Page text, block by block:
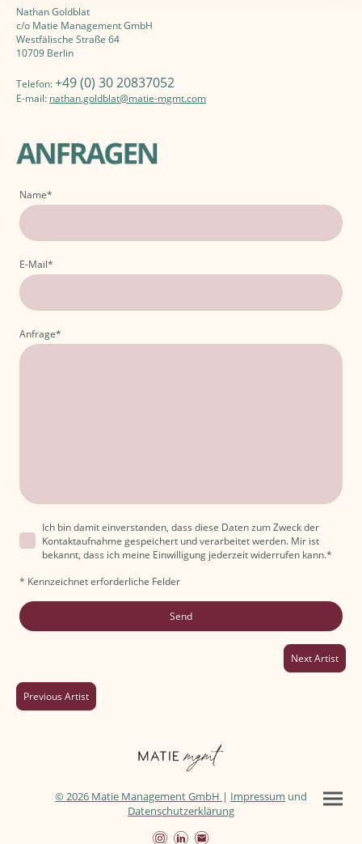
Nathan Goldblat
c/o Matie Management GmbH
Westfälische Straße 64
10709 Berlin
Telefon:+49 (0) 30 20837052
E-mail: nathan.goldblat@matie-mgmt.com
Previous Artist
Next Artist
Name*
E-Mail*
Anfrage*
Ich bin damit einverstanden, dass diese Daten zum Zweck der
Kontaktaufnahme gespeichert und verarbeitet werden. Mir ist
bekannt, dass ich meine Einwilligung jederzeit widerrufen kann.*
* Kennzeichnet erforderliche Felder
Send
© 2026 Matie Management GmbH | Impressum und
Datenschutzerklärung